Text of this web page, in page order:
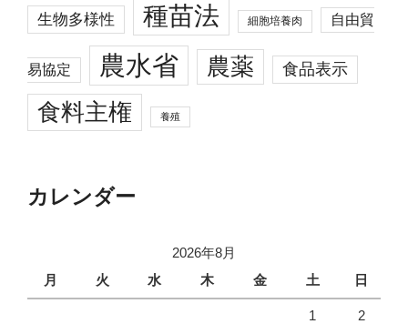
生物多様性 種苗法 細胞培養肉 自由貿
易協定 農水省 農薬 食品表示
食料主権 養殖
カレンダー
2026年8月
月
火 水 木 金 土 日
1 2